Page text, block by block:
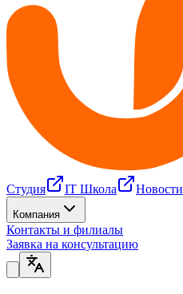
Студия IT Школа Новости
Компания
Контакты и филиалы
Заявка на консультацию